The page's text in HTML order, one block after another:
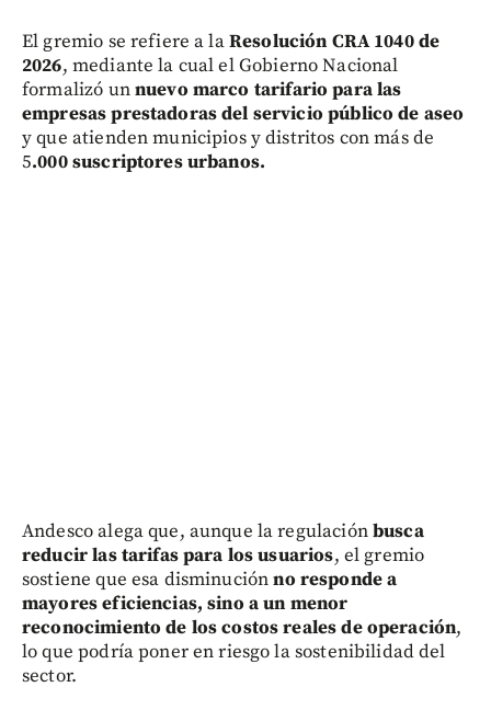
El gremio se refiere a laResolución CRA 1040 de
2026, mediante la cual el Gobierno Nacional
formalizó unnuevo marco tarifario para las
empresas prestadoras del servicio público de aseo
y que atienden municipios y distritos con más de
5.000 suscriptores urbanos.
Andesco alega que, aunque la regulaciónbusca
reducir las tarifas para los usuarios, el gremio
sostiene que esa disminuciónno responde a
mayores eficiencias, sino a un menor
reconocimiento de los costos reales de operación,
lo que podría poner en riesgo la sostenibilidad del
sector.